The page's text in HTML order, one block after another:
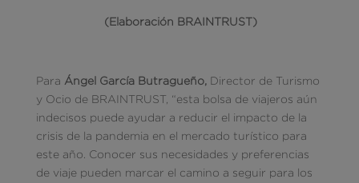
(Elaboración BRAINTRUST)
Para Ángel García Butragueño, Director de Turismo
y Ocio de BRAINTRUST, “esta bolsa de viajeros aún
indecisos puede ayudar a reducir el impacto de la
crisis de la pandemia en el mercado turístico para
este año. Conocer sus necesidades y preferencias
de viaje pueden marcar el camino a seguir para los